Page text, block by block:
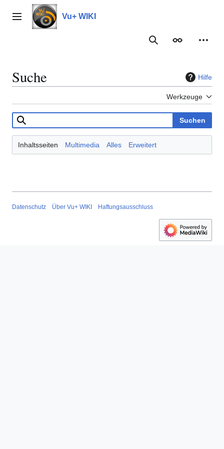
Inhalt
springenHauptmenü Vu+ WIKI
Suche
Suche Hilfe
Werkzeuge
Suchen
Inhaltsseiten Multimedia Alles Erweitert
Datenschutz Über Vu+ WIKI Haftungsausschluss